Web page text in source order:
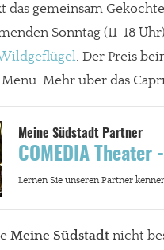
das gemeinsam
Sonntag (11-18
. Der Preis
Mehr über das
COMEDIA
Meine Südstadt nicht